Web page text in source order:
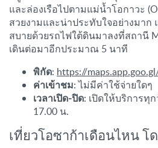
และล่องเรือไปตามแม่นํ้าโอกาวะ
สวยงามและน่าประทับใจอย่างมาก
สบายด้วยรถไฟใต้ดินมาลงที่สถานี
เดินต่อมาอีกประมาณ 5 นาที
พิกัด: https://
ค่าเข้าชม: ไม่มีค่าใช้จ่ายใดๆ
เวลาเปิด-ปิด: เปิดให้บริการทุ
17.00 น.
เที่ยวโอซาก้าเดือนไหน โ